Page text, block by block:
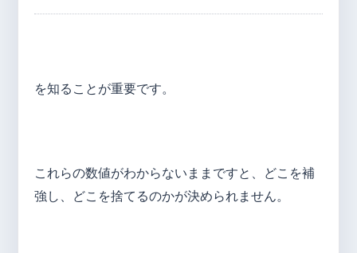
を知ることが重要です。
これらの数値がわからないままですと、どこを補
強し、どこを捨てるのかが決められません。